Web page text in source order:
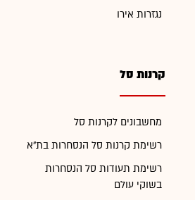
נגזרות אירו
קרנות סל
מחשבונים לקרנות סל
רשימת קרנות סל הנסחרות בת"א
רשימת תעודות סל הנסחרות
בשוקי עולם